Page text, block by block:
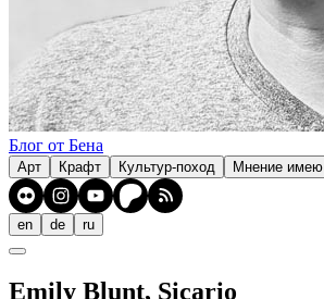
Блог от Бена
Арт Крафт Культур-поход Мнение имею
en de ru
Emily Blunt, Sicario